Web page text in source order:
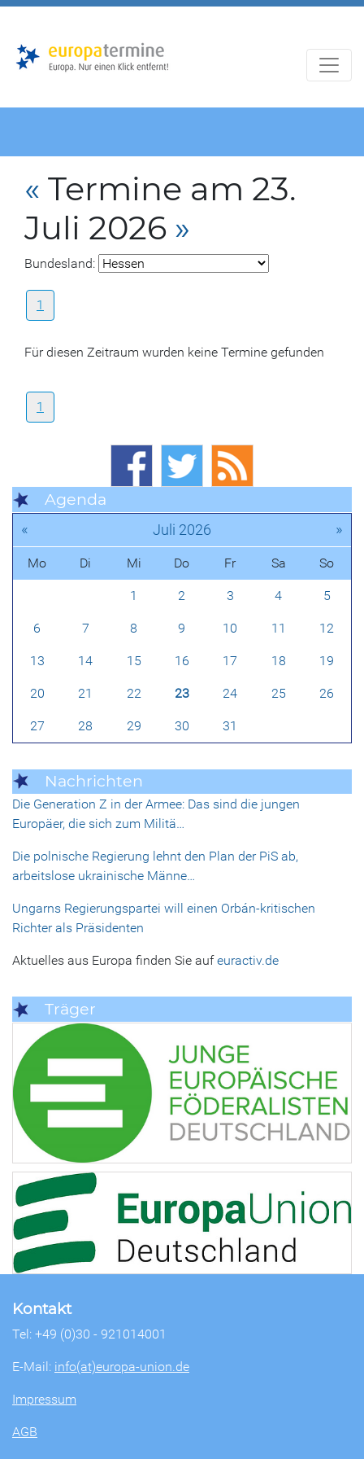
« Termine am 23.
Juli 2026 »
Bundesland:
1
Für diesen Zeitraum wurden keine Termine gefunden
1
Agenda
« Juli 2026 »
Mo Di Mi Do Fr Sa So
1 2 3 4 5
6 7 8 9 10 11 12
13 14 15 16 17 18 19
20 21 22 23 24 25 26
27 28 29 30 31
Nachrichten
Die Generation Z in der Armee: Das sind die jungen
Europäer, die sich zum Militä…
Die polnische Regierung lehnt den Plan der PiS ab,
arbeitslose ukrainische Männe…
Ungarns Regierungspartei will einen Orbán-kritischen
Richter als Präsidenten
Aktuelles aus Europa finden Sie aufeuractiv.de
Träger
Kontakt
Tel: +49 (0)30 - 921014001
E-Mail: info(at)europa-union.de
Impressum
AGB